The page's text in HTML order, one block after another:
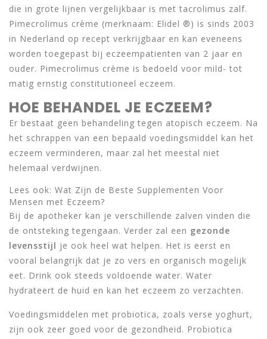
die in grote lijnen vergelijkbaar is met tacrolimus zalf.
Pimecrolimus crème (merknaam: Elidel ®) is sinds 2003
in Nederland op recept verkrijgbaar en kan eveneens
worden toegepast bij eczeempatienten van 2 jaar en
ouder. Pimecrolimus crème is bedoeld voor mild- tot
matig ernstig constitutioneel eczeem.
HOE BEHANDEL JE ECZEEM?
Er bestaat geen behandeling tegen atopisch eczeem. Na
het schrappen van een bepaald voedingsmiddel kan het
eczeem verminderen, maar zal het meestal niet
helemaal verdwijnen.
Lees ook: Wat Zijn de Beste Supplementen Voor
Mensen met Eczeem?
Bij de apotheker kan je verschillende zalven vinden die
de ontsteking tegengaan. Verder zal een gezonde
levensstijl je ook heel wat helpen. Het is eerst en
vooral belangrijk dat je zo vers en organisch mogelijk
eet. Drink ook steeds voldoende water. Water
hydrateert de huid en kan het eczeem zo verzachten.
Voedingsmiddelen met probiotica, zoals verse yoghurt,
zijn ook zeer goed voor de gezondheid. Probiotica